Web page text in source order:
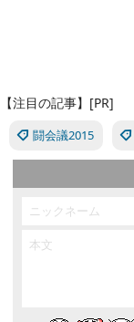
【注目の記事】[PR]
闘会議2015